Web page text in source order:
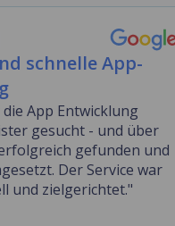
schnelle App-
App Entwicklung
gesucht - und über
gefunden und
Der Service war
und zielgerichtet."